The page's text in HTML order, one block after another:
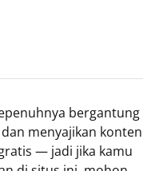
bergantung
menyajikan konten
— jadi jika kamu